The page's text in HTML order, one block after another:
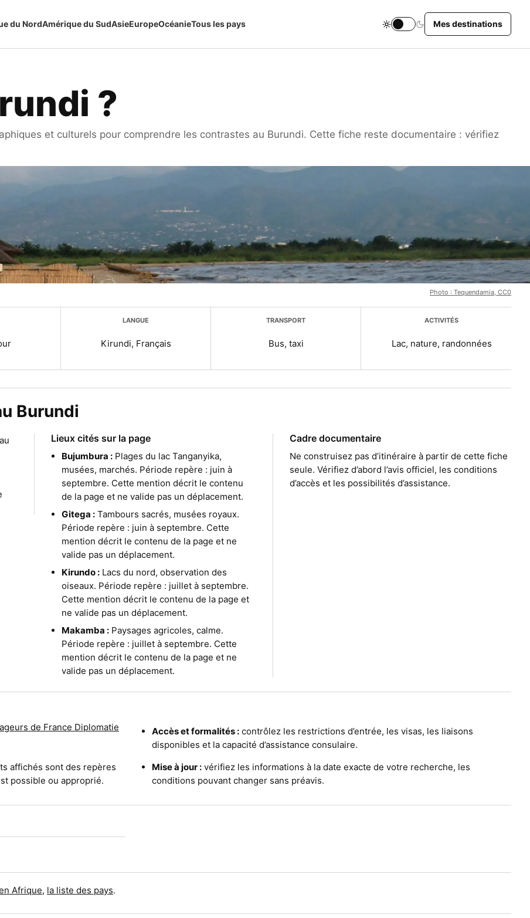
du NordAmérique du SudAsieEuropeOcéanieTous les pays
Changer le thème du site
Mes destinations
?
et culturels pour comprendre les contrastes au Burundi. Cette fiche reste documentaire : vérifiez
Photo : Tequendamia, CC0
LANGUE
Kirundi, Français
TRANSPORT
Bus, taxi
ACTIVITÉS
Lac, nature, randonnées
Burundi
Lieux cités sur la page
Bujumbura :Plages du lac Tanganyika,
musées, marchés. Période repère : juin à
septembre. Cette mention décrit le contenu
de la page et ne valide pas un déplacement.
Gitega :Tambours sacrés, musées royaux.
Période repère : juin à septembre. Cette
mention décrit le contenu de la page et ne
valide pas un déplacement.
Kirundo :Lacs du nord, observation des
oiseaux. Période repère : juillet à septembre.
Cette mention décrit le contenu de la page et
ne valide pas un déplacement.
Makamba :Paysages agricoles, calme.
Période repère : juillet à septembre. Cette
mention décrit le contenu de la page et ne
valide pas un déplacement.
Cadre documentaire
Ne construisez pas d’itinéraire à partir de cette fiche
seule. Vérifiez d’abord l’avis officiel, les conditions
d’accès et les possibilités d’assistance.
de France Diplomatie
Accès et formalités : contrôlez les restrictions d’entrée, les visas, les liaisons
disponibles et la capacité d’assistance consulaire.
affichés sont des repères
possible ou approprié.
Mise à jour : vérifiez les informations à la date exacte de votre recherche, les
conditions pouvant changer sans préavis.
Afrique, la liste des pays.